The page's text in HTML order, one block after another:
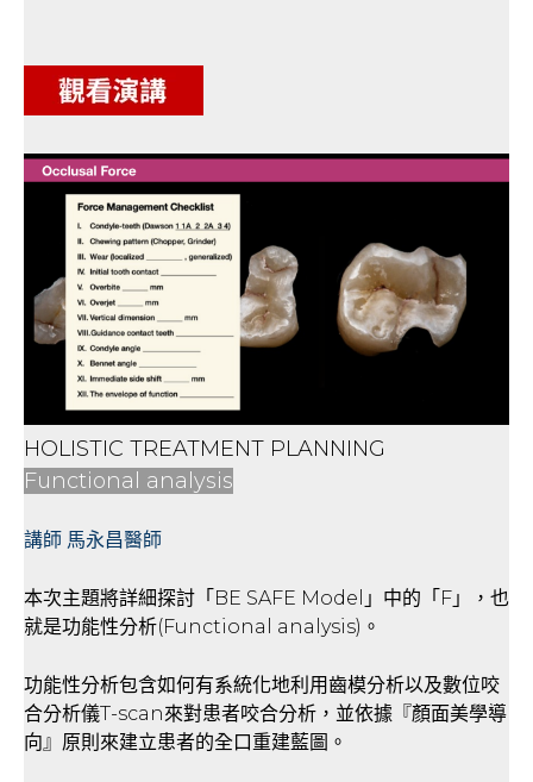
HOLISTIC TREATMENT PLANNING
Functional analysis
講師 馬永昌醫師
本次主題將詳細探討「BE SAFE Model」中的「F」，也
就是功能性分析(Functional analysis)。
功能性分析包含如何有系統化地利用齒模分析以及數位咬
合分析儀T-scan來對患者咬合分析，並依據『顏面美學導
向』原則來建立患者的全口重建藍圖。